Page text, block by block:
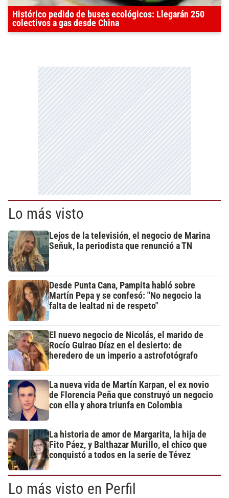
Histórico pedido de buses ecológicos: Llegarán 250
colectivos a gas desde China
Lo más visto
Lejos de la televisión, el negocio de Marina
Señuk, la periodista que renunció a TN
Desde Punta Cana, Pampita habló sobre
Martín Pepa y se confesó: "No negocio la
falta de lealtad ni de respeto"
El nuevo negocio de Nicolás, el marido de
Rocío Guirao Díaz en el desierto: de
heredero de un imperio a astrofotógrafo
La nueva vida de Martín Karpan, el ex novio
de Florencia Peña que construyó un negocio
con ella y ahora triunfa en Colombia
La historia de amor de Margarita, la hija de
Fito Páez, y Balthazar Murillo, el chico que
conquistó a todos en la serie de Tévez
Lo más visto en Perfil